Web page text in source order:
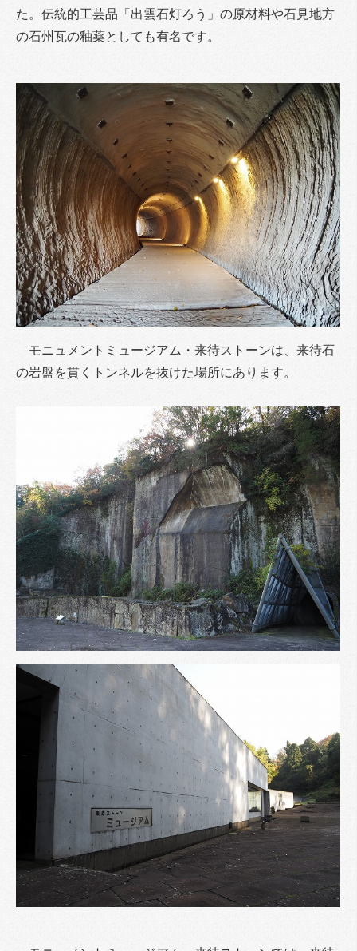
た。伝統的工芸品「出雲石灯ろう」の原材料や石見地方
の石州瓦の釉薬としても有名です。
モニュメントミュージアム・来待ストーンは、来待石
の岩盤を貫くトンネルを抜けた場所にあります。